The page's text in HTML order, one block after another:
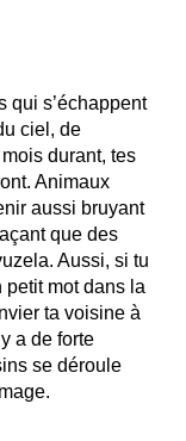
qui s’échappent
ciel, de
durant, tes
Animaux
aussi bruyant
que des
Aussi, si tu
mot dans la
ta voisine à
a de forte
se déroule